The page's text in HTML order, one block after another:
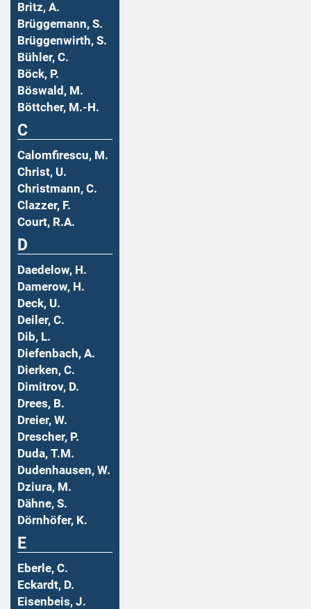
Britz, A.
Brüggemann, S.
Brüggenwirth, S.
Bühler, C.
Böck, P.
Böswald, M.
Böttcher, M.-H.
C
Calomfirescu, M.
Christ, U.
Christmann, C.
Clazzer, F.
Court, R.A.
D
Daedelow, H.
Damerow, H.
Deck, U.
Deiler, C.
Dib, L.
Diefenbach, A.
Dierken, C.
Dimitrov, D.
Drees, B.
Dreier, W.
Drescher, P.
Duda, T.M.
Dudenhausen, W.
Dziura, M.
Dähne, S.
Dörnhöfer, K.
E
Eberle, C.
Eckardt, D.
Eisenbeis, J.